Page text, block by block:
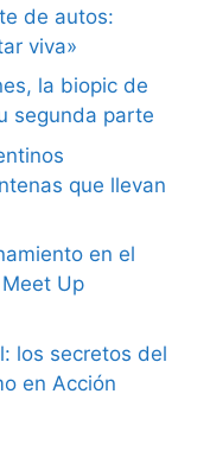
de autos:
viva»
la biopic de
segunda parte
que llevan
en el
Up
los secretos del
en Acción